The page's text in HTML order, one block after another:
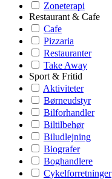
Zoneterapi
Restaurant & Cafe
Cafe
Pizzaria
Restauranter
Take Away
Sport & Fritid
Aktiviteter
Børneudstyr
Bilforhandler
Biltilbehør
Biludlejning
Biografer
Boghandlere
Cykelforretninger